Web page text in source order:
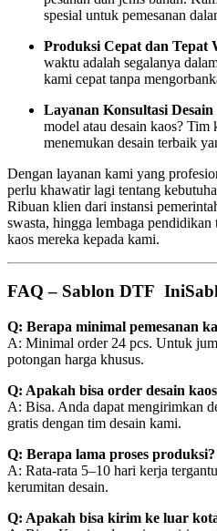
spesial untuk pemesanan
Produksi Cepat dan Tepat
waktu adalah segalanya
kami cepat tanpa
Layanan Konsultasi
model atau desain kaos? Tim
menemukan desain terbaik
Dengan layanan kami yang
perlu khawatir lagi tentang
Ribuan klien dari instansi
swasta, hingga lembaga
kaos mereka kepada kami.
FAQ – Sablon DTF
Q: Berapa minimal pemesanan
A: Minimal order 24 pcs. Untuk
potongan harga khusus.
Q: Apakah bisa order desain
A: Bisa. Anda dapat mengirimkan
gratis dengan tim desain kami.
Q: Berapa lama proses produksi?
A: Rata-rata 5–10 hari kerja
kerumitan desain.
Q: Apakah bisa kirim ke luar